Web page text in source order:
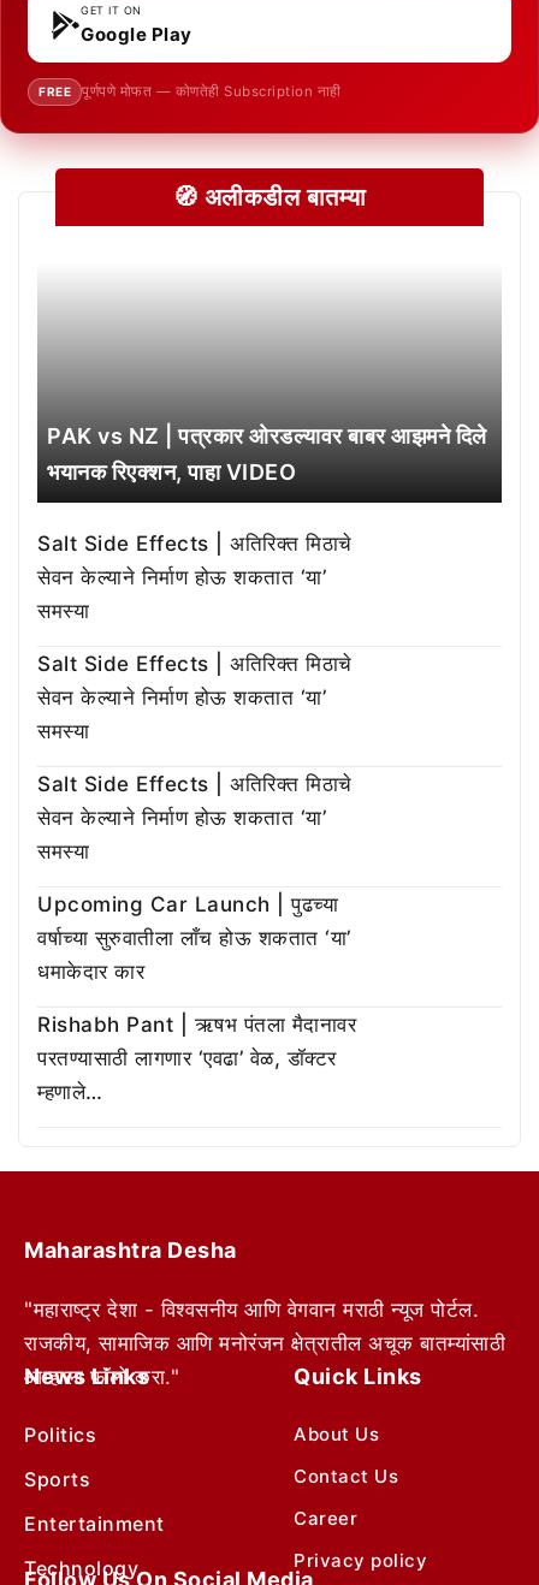
GET IT ON
Google Play
FREE पूर्णपणे मोफत — कोणतेही Subscription नाही
🧭 अलीकडील बातम्या
PAK vs NZ | पत्रकार ओरडल्यावर बाबर आझमने दिले
भयानक रिएक्शन, पाहा VIDEO
Salt Side Effects | अतिरिक्त मिठाचे
सेवन केल्याने निर्माण होऊ शकतात ‘या’
समस्या
Salt Side Effects | अतिरिक्त मिठाचे
सेवन केल्याने निर्माण होऊ शकतात ‘या’
समस्या
Salt Side Effects | अतिरिक्त मिठाचे
सेवन केल्याने निर्माण होऊ शकतात ‘या’
समस्या
Upcoming Car Launch | पुढच्या
वर्षाच्या सुरुवातीला लाँच होऊ शकतात ‘या’
धमाकेदार कार
Rishabh Pant | ऋषभ पंतला मैदानावर
परतण्यासाठी लागणार ‘एवढा’ वेळ, डॉक्टर
म्हणाले…
Maharashtra Desha
"महाराष्ट्र देशा - विश्वसनीय आणि वेगवान मराठी न्यूज पोर्टल.
राजकीय, सामाजिक आणि मनोरंजन क्षेत्रातील अचूक बातम्यांसाठी
आम्हाला फॉलो करा."
News Links
Politics
Sports
Entertainment
Technology
Quick Links
About Us
Contact Us
Career
Privacy policy
Follow Us On Social Media